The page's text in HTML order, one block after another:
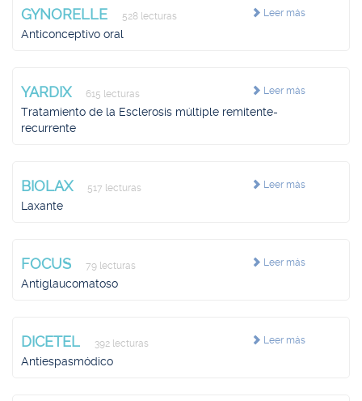
Leer más
GYNORELLE 528 lecturas
Anticonceptivo oral
Leer más
YARDIX 615 lecturas
Tratamiento de la Esclerosis múltiple remitente-
recurrente
Leer más
BIOLAX 517 lecturas
Laxante
Leer más
FOCUS 79 lecturas
Antiglaucomatoso
Leer más
DICETEL 392 lecturas
Antiespasmódico